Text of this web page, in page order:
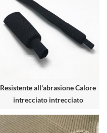
Resistente all'abrasione Calore
intrecciato intrecciato